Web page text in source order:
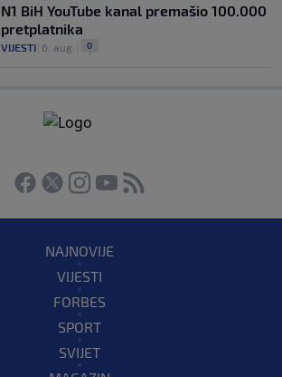
N1 BiH YouTube kanal premašio 100.000
pretplatnika
VIJESTI 6. aug. 0
NAJNOVIJE
VIJESTI
FORBES
SPORT
SVIJET